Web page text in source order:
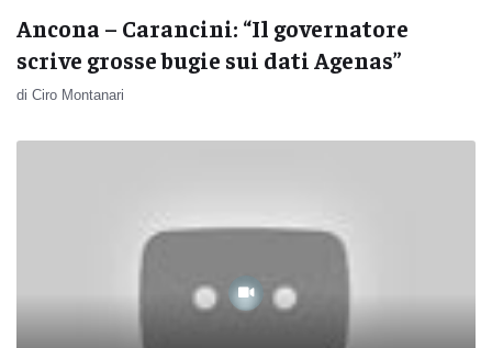
Ancona – Carancini: “Il governatore
scrive grosse bugie sui dati Agenas”
di Ciro Montanari